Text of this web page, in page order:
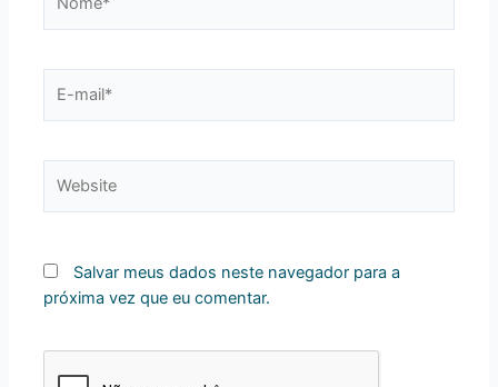
mail*
Salvar meus dados neste navegador para a
próxima vez que eu comentar.